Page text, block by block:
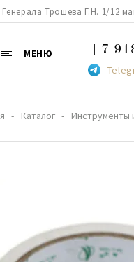
Трошева Г.Н. 1/12
МЕНЮ +7
Каталог Инструменты